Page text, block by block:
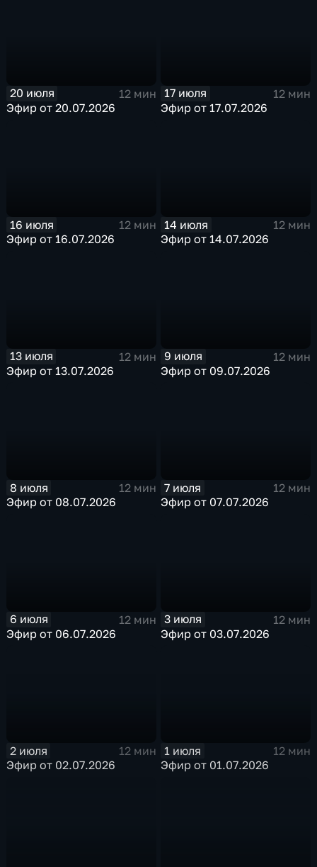
20 июля
12 мин
Эфир от 20.07.2026
17 июля
12 мин
Эфир от 17.07.2026
16 июля
12 мин
Эфир от 16.07.2026
14 июля
12 мин
Эфир от 14.07.2026
13 июля
12 мин
Эфир от 13.07.2026
9 июля
12 мин
Эфир от 09.07.2026
8 июля
12 мин
Эфир от 08.07.2026
7 июля
12 мин
Эфир от 07.07.2026
6 июля
12 мин
Эфир от 06.07.2026
3 июля
12 мин
Эфир от 03.07.2026
2 июля
12 мин
Эфир от 02.07.2026
1 июля
12 мин
Эфир от 01.07.2026